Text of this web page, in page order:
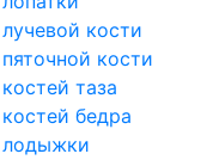
кости
кости
таза
бедра
лодыжки